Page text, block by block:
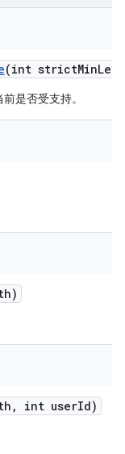
(int strictMin
是否受支持。
, int userId)